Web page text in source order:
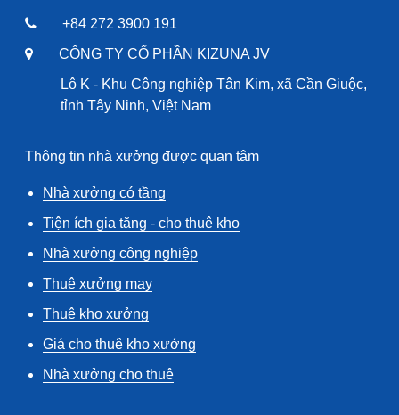
+84 272 3900 191
CÔNG TY CỔ PHẦN KIZUNA JV
Lô K - Khu Công nghiệp Tân Kim, xã Cần Giuộc,
tỉnh Tây Ninh, Việt Nam
Thông tin nhà xưởng được quan tâm
Nhà xưởng có tầng
Tiện ích gia tăng - cho thuê kho
Nhà xưởng công nghiệp
Thuê xưởng may
Thuê kho xưởng
Giá cho thuê kho xưởng
Nhà xưởng cho thuê